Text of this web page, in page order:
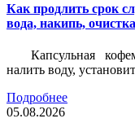
Как продлить срок
вода, накипь,
Капсульная
налить воду,
Подробнее
05.08.2026